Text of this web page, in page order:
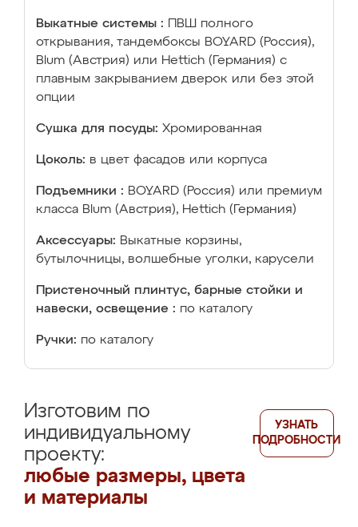
Выкатные системы :
ПВШ полного
открывания, тандембоксы BOYARD (Россия),
Blum (Австрия) или Hettich (Германия) с
плавным закрыванием дверок или без этой
опции
Сушка для посуды: Хромированная
Цоколь: в цвет фасадов или корпуса
Подъемники : BOYARD (Россия) или премиум
класса Blum (Австрия), Hettich (Германия)
Аксессуары: Выкатные корзины,
бутылочницы, волшебные уголки, карусели
Пристеночный плинтус, барные стойки и
навески, освещение : по каталогу
Ручки: по каталогу
Изготовим по
индивидуальному
проекту:
любые размеры, цвета
и материалы
УЗНАТЬ
ПОДРОБНОСТИ